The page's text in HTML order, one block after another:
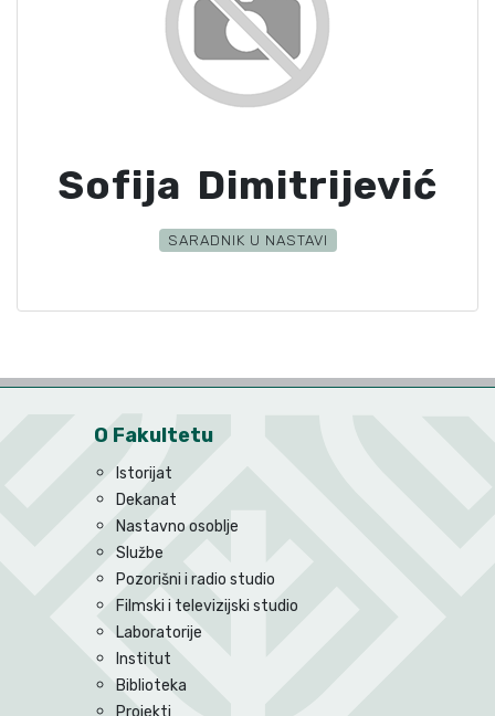
Sofija Dimitrijević
SARADNIK U NASTAVI
O Fakultetu
Istorijat
Dekanat
Nastavno osoblje
Službe
Pozorišni i radio studio
Filmski i televizijski studio
Laboratorije
Institut
Biblioteka
Projekti